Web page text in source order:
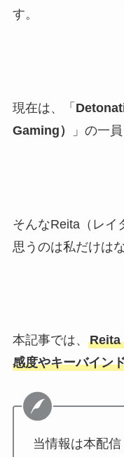
す。
現在は、「
Gaming）
」の一
そんなReita（レイ
思うのは私だけは
本記事では、 Reita
感度やキーバイン
当情報は本配信